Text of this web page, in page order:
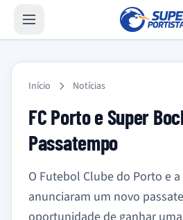
Início Notícias
FC Porto e Super
Passatempo
O Futebol Clube do Porto e
anunciaram um novo